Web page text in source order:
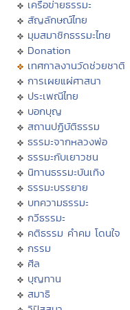
เครือข่ายธรรมะ
สัญลักษณ์ไทย
มุมสมาชิกธรรมะไทย
Donation
เทศกาลงานวัดช่วยชาติ
การเผยแผ่ศาสนา
ประเพณีไทย
บอกบุญ
สถานปฏิบัติธรรม
ธรรมะจากหลวงพ่อ
ธรรมะกับเยาวชน
นิทานธรรมะบันเทิง
ธรรมะบรรยาย
บทความธรรมะ
กวีธรรมะ
คติธรรม คำคม โดนใจ
กรรม
ศีล
บุญทาน
สมาธิ